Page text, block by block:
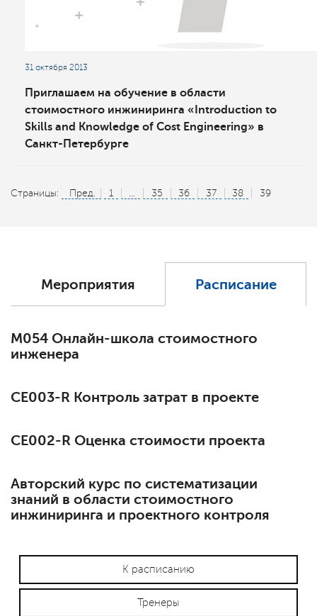
31 октября 2013
Приглашаем на обучение в области
стоимостного инжиниринга «Introduction to
Skills and Knowledge of Cost Engineering» в
Санкт-Петербурге
Страницы: Пред. 1 ... 35 36 37 38 39
Мероприятия Расписание
М054 Онлайн-школа стоимостного
инженера
СЕ003-R Контроль затрат в проекте
СЕ002-R Оценка стоимости проекта
Авторский курс по систематизации
знаний в области стоимостного
инжиниринга и проектного контроля
К расписанию
Тренеры